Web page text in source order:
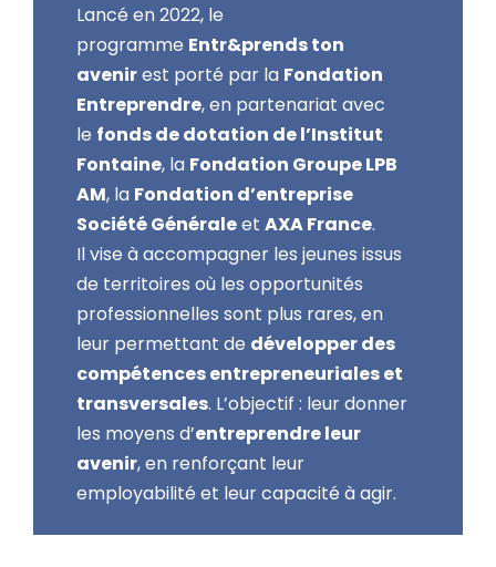
Lancé en 2022, le
programme Entr&prends ton
avenirest porté par la Fondation
Entreprendre, en partenariat avec
le fonds de dotation de l’Institut
Fontaine, la Fondation Groupe LPB
AM, la Fondation d’entreprise
Société Généraleet AXA France.
Il vise à accompagner les jeunes issus
de territoires où les opportunités
professionnelles sont plus rares, en
leur permettant de développer des
compétences entrepreneuriales et
transversales. L’objectif : leur donner
les moyens d’entreprendre leur
avenir, en renforçant leur
employabilité et leur capacité à agir.